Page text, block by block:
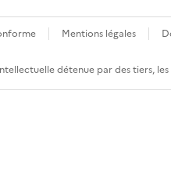
Mentions légales
détenue par des tiers,